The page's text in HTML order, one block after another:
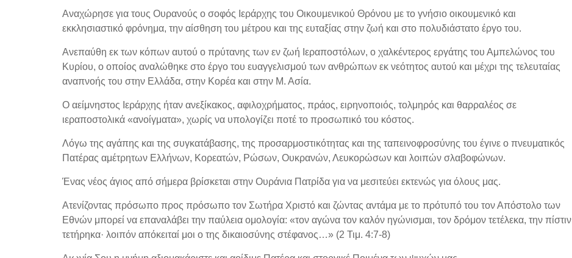
Αναχώρησε για τους Ουρανούς ο σοφός Ιεράρχης του Οικουμενικού Θρόνου με το γνήσιο οικουμενικό και
εκκλησιαστικό φρόνημα, την αίσθηση του μέτρου και της ευταξίας στην ζωή και στο πολυδιάστατο έργο του.
Ανεπαύθη εκ των κόπων αυτού ο πρύτανης των εν ζωή Ιεραποστόλων, ο χαλκέντερος εργάτης του Αμπελώνος του
Κυρίου, ο οποίος αναλώθηκε στο έργο του ευαγγελισμού των ανθρώπων εκ νεότητος αυτού και μέχρι της τελευταίας
αναπνοής του στην Ελλάδα, στην Κορέα και στην Μ. Ασία.
Ο αείμνηστος Ιεράρχης ήταν ανεξίκακος, αφιλοχρήματος, πράος, ειρηνοποιός, τολμηρός και θαρραλέος σε
ιεραποστολικά «ανοίγματα», χωρίς να υπολογίζει ποτέ το προσωπικό του κόστος.
Λόγω της αγάπης και της συγκατάβασης, της προσαρμοστικότητας και της ταπεινοφροσύνης του έγινε ο πνευματικός
Πατέρας αμέτρητων Ελλήνων, Κορεατών, Ρώσων, Ουκρανών, Λευκορώσων και λοιπών σλαβοφώνων.
Ένας νέος άγιος από σήμερα βρίσκεται στην Ουράνια Πατρίδα για να μεσιτεύει εκτενώς για όλους μας.
Ατενίζοντας πρόσωπο προς πρόσωπο τον Σωτήρα Χριστό και ζώντας αντάμα με το πρότυπό του τον Απόστολο των
Εθνών μπορεί να επαναλάβει την παύλεια ομολογία: «τον αγώνα τον καλόν ηγώνισμαι, τον δρόμον τετέλεκα, την πίστιν
τετήρηκα· λοιπόν απόκειταί μοι ο της δικαιοσύνης στέφανος…» (2 Τιμ. 4:7-8)